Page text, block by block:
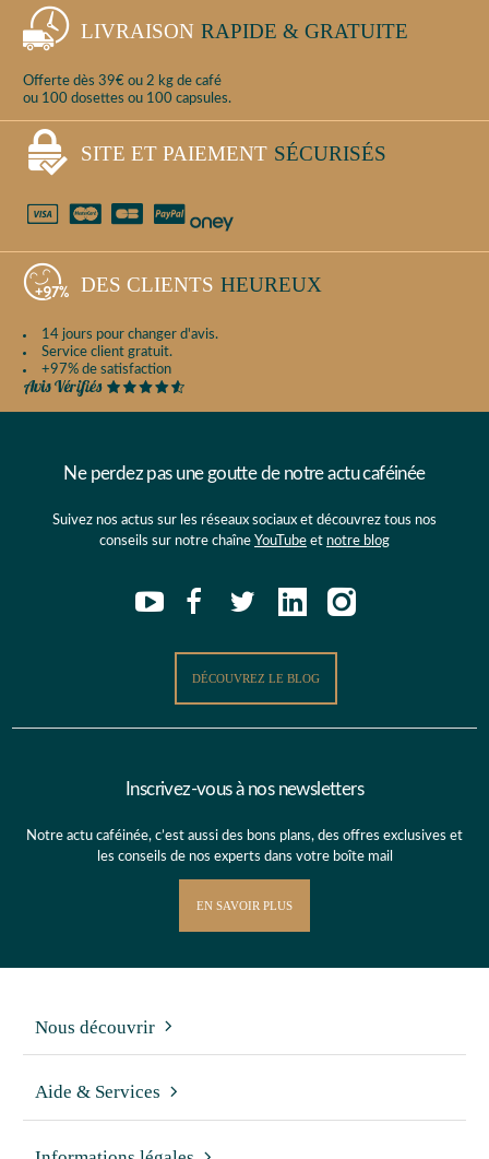
LIVRAISON RAPIDE & GRATUITE
Offerte dès 39€ ou 2 kg de café
ou 100 dosettes ou 100 capsules.
SITE ET PAIEMENT SÉCURISÉS
DES CLIENTS HEUREUX
14 jours pour changer d'avis.
Service client gratuit.
+97% de satisfaction
Ne perdez pas une goutte de notre actu caféinée
Suivez nos actus sur les réseaux sociaux et découvrez tous nos
conseils sur notre chaîne YouTube et notre blog
DÉCOUVREZ LE BLOG
Inscrivez-vous à nos newsletters
Notre actu caféinée, c’est aussi des bons plans, des offres exclusives et
les conseils de nos experts dans votre boîte mail
EN SAVOIR PLUS
Nous découvrir
Aide & Services